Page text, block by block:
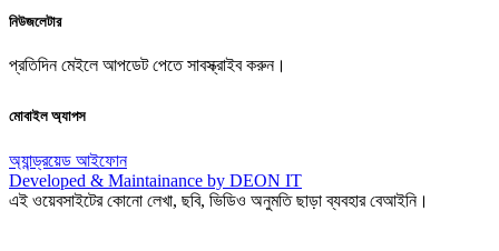
নিউজলেটার
প্রতিদিন মেইলে আপডেট পেতে সাবস্ক্রাইব করুন।
মোবাইল অ্যাপস
অ্যান্ড্রয়েড আইফোন
Developed & Maintainance by DEON IT
এই ওয়েবসাইটের কোনো লেখা, ছবি, ভিডিও অনুমতি ছাড়া ব্যবহার বেআইনি।